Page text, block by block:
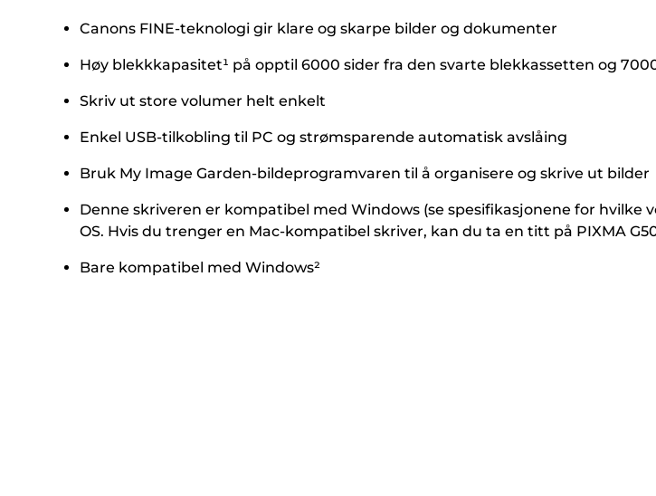
Canons FINE-teknologi gir klare og skarpe bilder og dokumenter
Høy blekkkapasitet¹ på opptil 6000 sider fra den svarte blekkassetten og
Skriv ut store volumer helt enkelt
Enkel USB-tilkobling til PC og strømsparende automatisk avslåing
Bruk My Image Garden-bildeprogramvaren til å organisere og skrive ut bilder
Denne skriveren er kompatibel med Windows (se spesifikasjonene for
OS. Hvis du trenger en Mac-kompatibel skriver, kan du ta en titt på PIXMA
Bare kompatibel med Windows²